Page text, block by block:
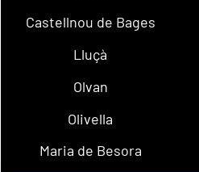
Castellnou de Bages
Lluçà
Olvan
Olivella
Maria de Besora